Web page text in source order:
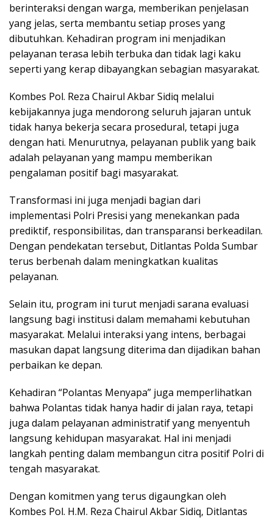
berinteraksi dengan warga, memberikan penjelasan
yang jelas, serta membantu setiap proses yang
dibutuhkan. Kehadiran program ini menjadikan
pelayanan terasa lebih terbuka dan tidak lagi kaku
seperti yang kerap dibayangkan sebagian masyarakat.
Kombes Pol. Reza Chairul Akbar Sidiq melalui
kebijakannya juga mendorong seluruh jajaran untuk
tidak hanya bekerja secara prosedural, tetapi juga
dengan hati. Menurutnya, pelayanan publik yang baik
adalah pelayanan yang mampu memberikan
pengalaman positif bagi masyarakat.
Transformasi ini juga menjadi bagian dari
implementasi Polri Presisi yang menekankan pada
prediktif, responsibilitas, dan transparansi berkeadilan.
Dengan pendekatan tersebut, Ditlantas Polda Sumbar
terus berbenah dalam meningkatkan kualitas
pelayanan.
Selain itu, program ini turut menjadi sarana evaluasi
langsung bagi institusi dalam memahami kebutuhan
masyarakat. Melalui interaksi yang intens, berbagai
masukan dapat langsung diterima dan dijadikan bahan
perbaikan ke depan.
Kehadiran “Polantas Menyapa” juga memperlihatkan
bahwa Polantas tidak hanya hadir di jalan raya, tetapi
juga dalam pelayanan administratif yang menyentuh
langsung kehidupan masyarakat. Hal ini menjadi
langkah penting dalam membangun citra positif Polri di
tengah masyarakat.
Dengan komitmen yang terus digaungkan oleh
Kombes Pol. H.M. Reza Chairul Akbar Sidiq, Ditlantas